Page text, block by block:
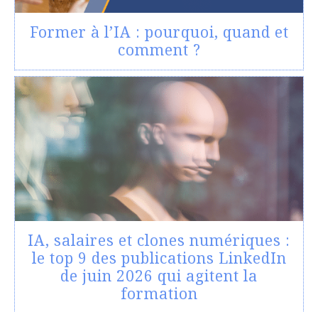
Former à l’IA : pourquoi, quand et
comment ?
IA, salaires et clones numériques :
le top 9 des publications LinkedIn
de juin 2026 qui agitent la
formation